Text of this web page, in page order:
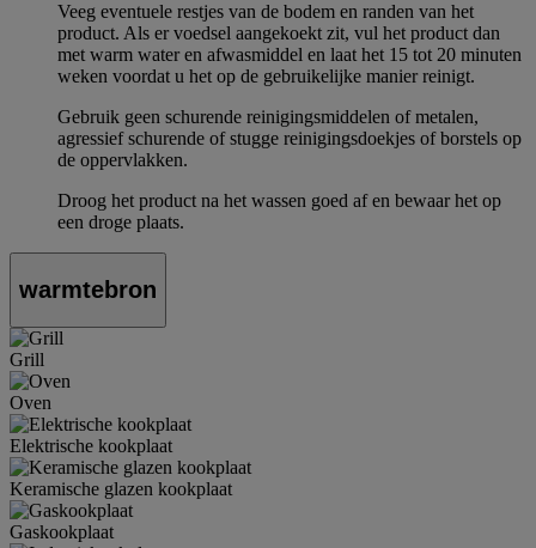
Veeg eventuele restjes van de bodem en randen van het
product. Als er voedsel aangekoekt zit, vul het product dan
met warm water en afwasmiddel en laat het 15 tot 20 minuten
weken voordat u het op de gebruikelijke manier reinigt.
Gebruik geen schurende reinigingsmiddelen of metalen,
agressief schurende of stugge reinigingsdoekjes of borstels op
de oppervlakken.
Droog het product na het wassen goed af en bewaar het op
een droge plaats.
warmtebron
Grill
Oven
Elektrische kookplaat
Keramische glazen kookplaat
Gaskookplaat